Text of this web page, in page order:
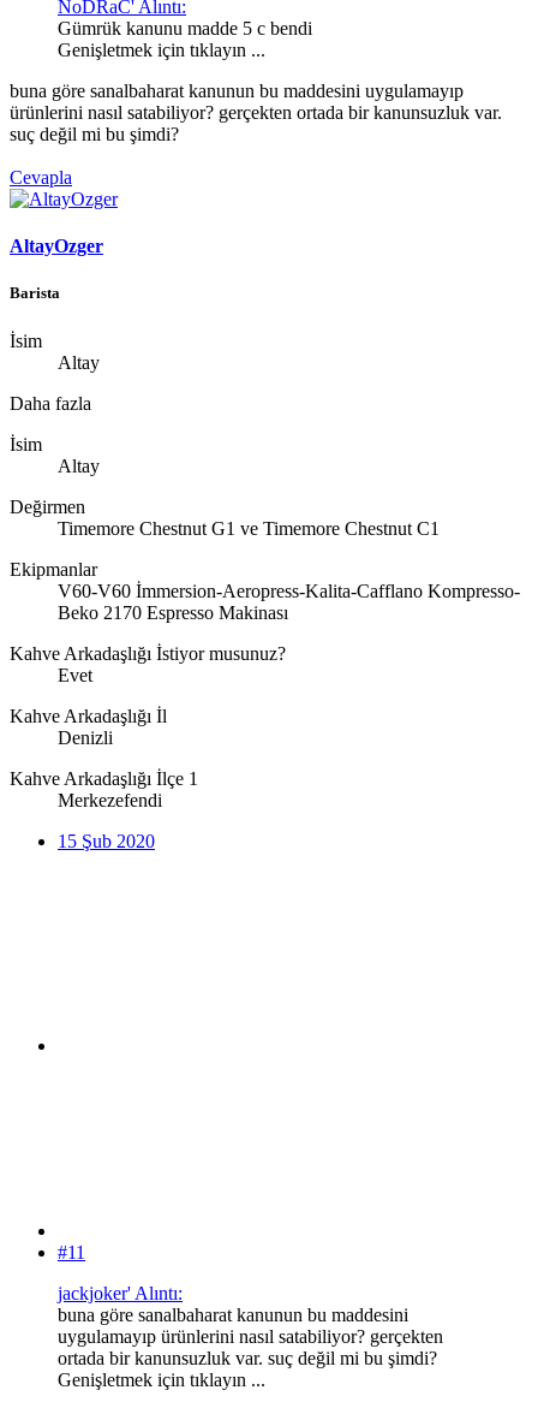
NoDRaC' Alıntı:
Gümrük kanunu madde 5 c bendi
Genişletmek için tıklayın ...
buna göre sanalbaharat kanunun bu maddesini uygulamayıp
ürünlerini nasıl satabiliyor? gerçekten ortada bir kanunsuzluk var.
suç değil mi bu şimdi?
Cevapla
AltayOzger
Barista
İsim
Altay
Daha fazla
İsim
Altay
Değirmen
Timemore Chestnut G1 ve Timemore Chestnut C1
Ekipmanlar
V60-V60 İmmersion-Aeropress-Kalita-Cafflano Kompresso-
Beko 2170 Espresso Makinası
Kahve Arkadaşlığı İstiyor musunuz?
Evet
Kahve Arkadaşlığı İl
Denizli
Kahve Arkadaşlığı İlçe 1
Merkezefendi
15 Şub 2020
#11
jackjoker' Alıntı:
buna göre sanalbaharat kanunun bu maddesini
uygulamayıp ürünlerini nasıl satabiliyor? gerçekten
ortada bir kanunsuzluk var. suç değil mi bu şimdi?
Genişletmek için tıklayın ...